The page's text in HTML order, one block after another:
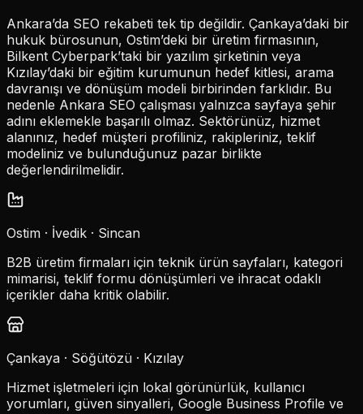
Ankara’da SEO rekabeti tek tip değildir. Çankaya’daki bir
hukuk bürosunun, Ostim’deki bir üretim firmasının,
Bilkent Cyberpark’taki bir yazılım şirketinin veya
Kızılay’daki bir eğitim kurumunun hedef kitlesi, arama
davranışı ve dönüşüm modeli birbirinden farklıdır. Bu
nedenle Ankara SEO çalışması yalnızca sayfaya şehir
adını eklemekle başarılı olmaz. Sektörünüz, hizmet
alanınız, hedef müşteri profiliniz, rakipleriniz, teklif
modeliniz ve bulunduğunuz pazar birlikte
değerlendirilmelidir.
Ostim · İvedik · Sincan
B2B üretim firmaları için teknik ürün sayfaları, kategori
mimarisi, teklif formu dönüşümleri ve ihracat odaklı
içerikler daha kritik olabilir.
Çankaya · Söğütözü · Kızılay
Hizmet işletmeleri için lokal görünürlük, kullanıcı
yorumları, güven sinyalleri, Google Business Profile ve